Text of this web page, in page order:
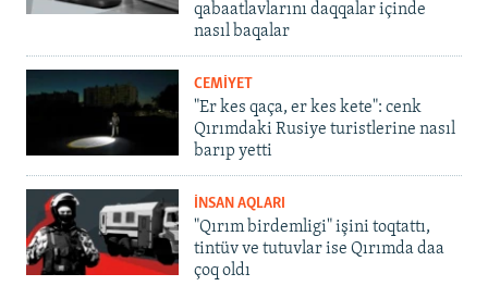
qabaatlavlarını daqqalar içinde
nasıl baqalar
CEMİYET
"Er kes qaça, er kes kete": cenk
Qırımdaki Rusiye turistlerine nasıl
barıp yetti
İNSAN AQLARI
"Qırım birdemligi" işini toqtattı,
tintüv ve tutuvlar ise Qırımda daa
çoq oldı